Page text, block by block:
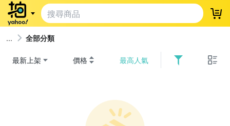
登
全部分類
最新上架 價格 最高人氣